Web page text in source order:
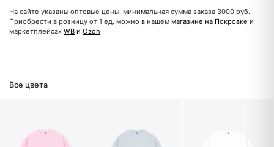
На сайте указаны оптовые цены, минимальная сумма заказа 3000 руб.
Приобрести в розницу от 1 ед. можно в нашем магазине на Покровке и
маркетплейсах WB и Ozon
Все цвета